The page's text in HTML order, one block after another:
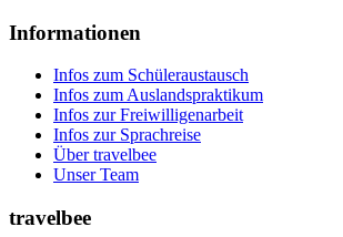
Informationen
Infos zum Schüleraustausch
Infos zum Auslandspraktikum
Infos zur Freiwilligenarbeit
Infos zur Sprachreise
Über travelbee
Unser Team
travelbee